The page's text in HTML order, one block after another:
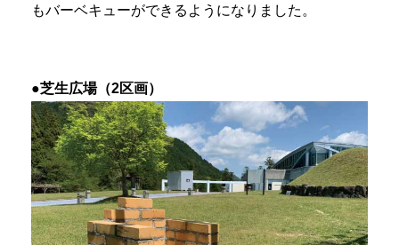
もバーベキューができるようになりました。
●芝生広場（2区画）